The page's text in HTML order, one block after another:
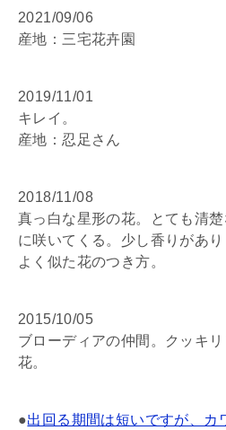
2021/09/06
産地：三宅花卉園
2019/11/01
キレイ。
産地：忍足さん
2018/11/08
真っ白な星形の花。とても清
に咲いてくる。少し香りがあ
よく似た花のつき方。
2015/10/05
ブローディアの仲間。クッキ
花。
●出回る期間は短いですが、カ